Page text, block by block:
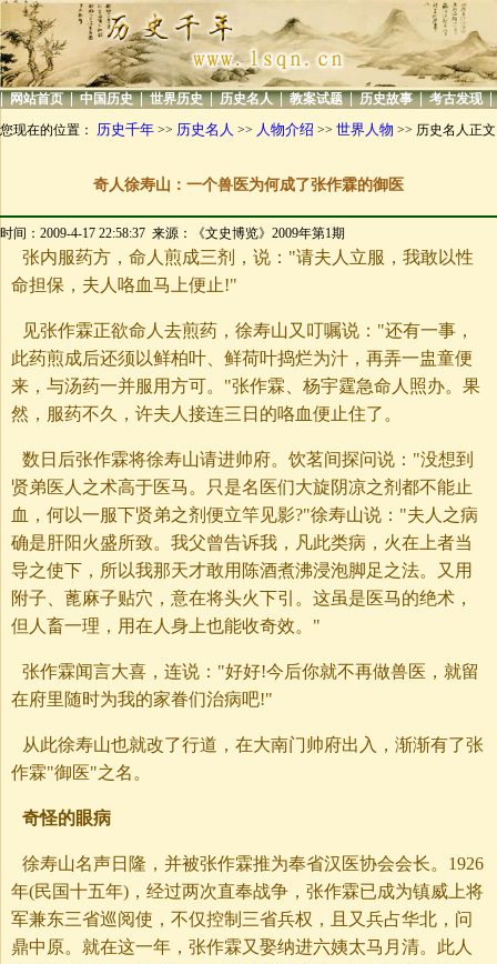
| 网站首页 | 中国历史 | 世界历史 | 历史名人 | 教案试题 | 历史故事 | 考古发现 |
您现在的位置： 历史千年 >> 历史名人 >> 人物介绍 >> 世界人物 >> 历史名人正文
奇人徐寿山：一个兽医为何成了张作霖的御医
时间：2009-4-17 22:58:37 来源：《文史博览》2009年第1期
张内服药方，命人煎成三剂，说："请夫人立服，我敢以性
命担保，夫人咯血马上便止!"
见张作霖正欲命人去煎药，徐寿山又叮嘱说："还有一事，
此药煎成后还须以鲜柏叶、鲜荷叶捣烂为汁，再弄一盅童便
来，与汤药一并服用方可。"张作霖、杨宇霆急命人照办。果
然，服药不久，许夫人接连三日的咯血便止住了。
数日后张作霖将徐寿山请进帅府。饮茗间探问说："没想到
贤弟医人之术高于医马。只是名医们大旋阴凉之剂都不能止
血，何以一服下贤弟之剂便立竿见影?"徐寿山说："夫人之病
确是肝阳火盛所致。我父曾告诉我，凡此类病，火在上者当
导之使下，所以我那天才敢用陈酒煮沸浸泡脚足之法。又用
附子、蓖麻子贴穴，意在将头火下引。这虽是医马的绝术，
但人畜一理，用在人身上也能收奇效。"
张作霖闻言大喜，连说："好好!今后你就不再做兽医，就留
在府里随时为我的家眷们治病吧!"
从此徐寿山也就改了行道，在大南门帅府出入，渐渐有了张
作霖"御医"之名。
奇怪的眼病
徐寿山名声日隆，并被张作霖推为奉省汉医协会会长。1926
年(民国十五年)，经过两次直奉战争，张作霖已成为镇威上将
军兼东三省巡阅使，不仅控制三省兵权，且又兵占华北，问
鼎中原。就在这一年，张作霖又娶纳进六姨太马月清。此人